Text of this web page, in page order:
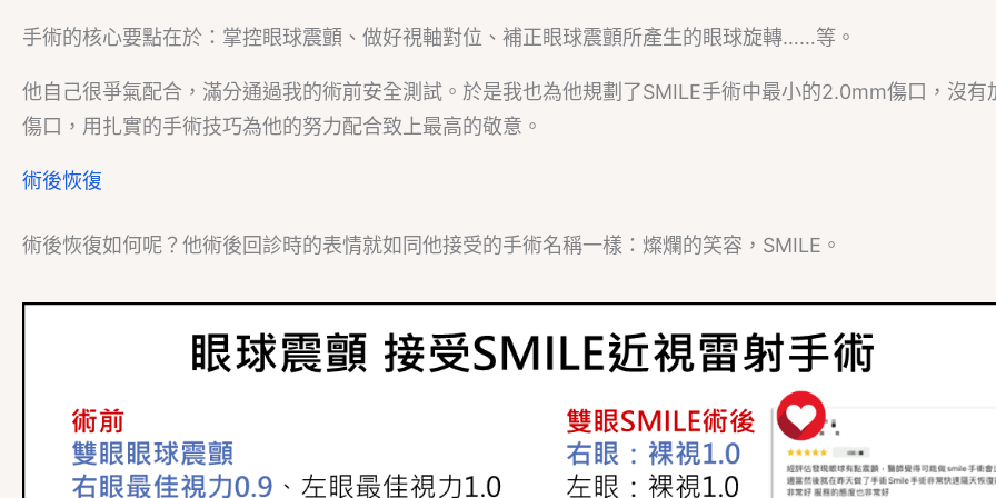
手術的核心要點在於：掌控眼球震顫、做好視軸對位、補正眼球震顫所產生的眼球旋轉……等。
他自己很爭氣配合，滿分通過我的術前安全測試。於是我也為他規劃了SMILE手術中最小的2.0mm傷口，沒有
傷口，用扎實的手術技巧為他的努力配合致上最高的敬意。
術後恢復
術後恢復如何呢？他術後回診時的表情就如同他接受的手術名稱一樣：燦爛的笑容，SMILE。